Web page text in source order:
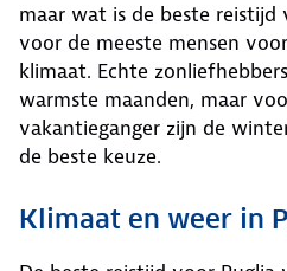
maar wat is de beste reistijd
voor de meeste mensen
klimaat. Echte
warmste maanden, maar
vakantieganger zijn de
de beste keuze.
Klimaat en weer in